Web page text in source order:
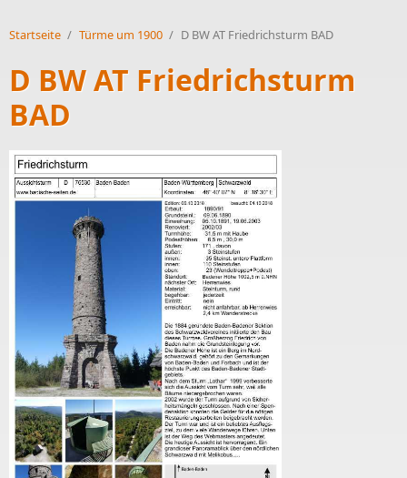
Startseite / Türme um 1900 / D BW AT Friedrichsturm BAD
D BW AT Friedrichsturm
BAD